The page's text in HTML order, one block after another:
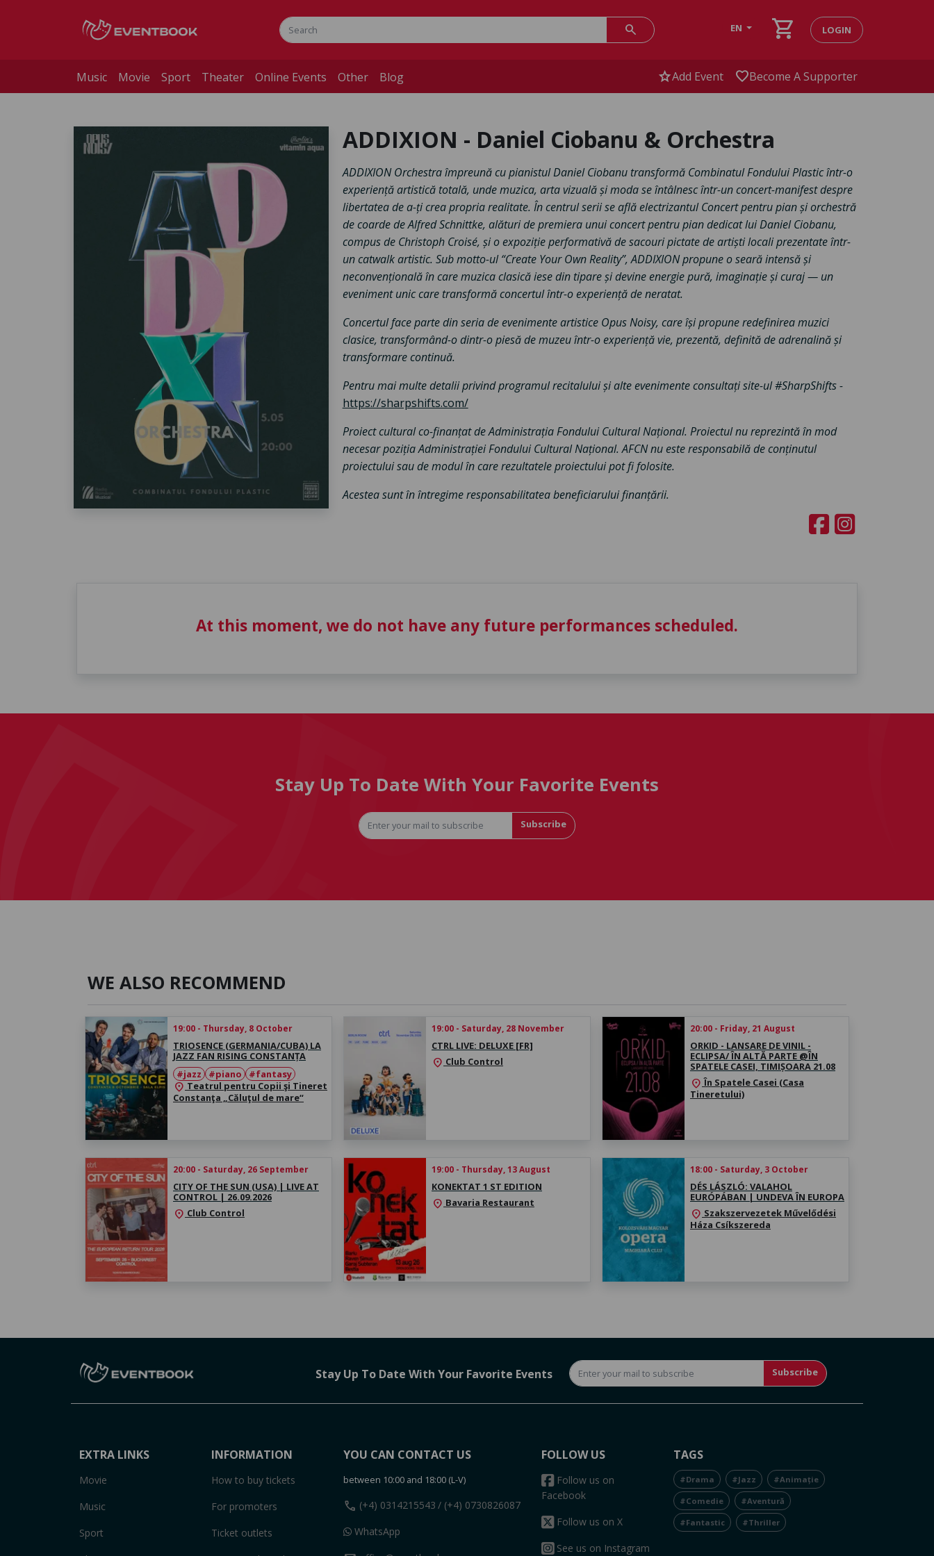
search EN shopping_cart LOGIN
Music Movie Sport Theater Online Events Other Blog starAdd Event favoriteBecome A Supporter
ADDIXION - Daniel Ciobanu & Orchestra
ADDIXION Orchestra împreună cu pianistul Daniel Ciobanu transformă Combinatul Fondului Plastic într-o
experiență artistică totală, unde muzica, arta vizuală și moda se întâlnesc într-un concert-manifest despre
libertatea de a-ți crea propria realitate. În centrul serii se află electrizantul Concert pentru pian și orchestră
de coarde de Alfred Schnittke, alături de premiera unui concert pentru pian dedicat lui Daniel Ciobanu,
compus de Christoph Croisé, și o expoziție performativă de sacouri pictate de artiști locali prezentate într-
un catwalk artistic. Sub motto-ul “Create Your Own Reality”, ADDIXION propune o seară intensă și
neconvențională în care muzica clasică iese din tipare și devine energie pură, imaginație și curaj — un
eveniment unic care transformă concertul într-o experiență de neratat.
Concertul face parte din seria de evenimente artistice Opus Noisy, care își propune redefinirea muzici
clasice, transformând-o dintr-o piesă de muzeu într-o experiență vie, prezentă, definită de adrenalină și
transformare continuă.
Pentru mai multe detalii privind programul recitalului și alte evenimente consultați site-ul #SharpShifts -
https://sharpshifts.com/
Proiect cultural co-finanțat de Administrația Fondului Cultural Național. Proiectul nu reprezintă în mod
necesar poziția Administrației Fondului Cultural Național. AFCN nu este responsabilă de conținutul
proiectului sau de modul în care rezultatele proiectului pot fi folosite.
Acestea sunt în întregime responsabilitatea beneficiarului finanțării.
At this moment, we do not have any future performances scheduled.
Stay Up To Date With Your Favorite Events
Subscribe
WE ALSO RECOMMEND
19:00 - Thursday, 8 October
TRIOSENCE (GERMANIA/CUBA) LA
JAZZ FAN RISING CONSTANȚA
#jazz
#piano #fantasy
location_on Teatrul pentru Copii şi Tineret
Constanţa „Căluţul de mare“
19:00 - Saturday, 28 November
CTRL LIVE: DELUXE [FR]
location_on Club Control
20:00 - Friday, 21 August
ORKID - LANSARE DE VINIL -
ECLIPSA/ ÎN ALTĂ PARTE @ÎN
SPATELE CASEI, TIMIȘOARA 21.08
location_on În Spatele Casei (Casa
Tineretului)
20:00 - Saturday, 26 September
CITY OF THE SUN (USA) | LIVE AT
CONTROL | 26.09.2026
location_on Club Control
19:00 - Thursday, 13 August
KONEKTAT 1 ST EDITION
location_on Bavaria Restaurant
18:00 - Saturday, 3 October
DÉS LÁSZLÓ: VALAHOL
EURÓPÁBAN | UNDEVA ÎN EUROPA
location_on Szakszervezetek Művelődési
Háza Csíkszereda
Stay Up To Date With Your Favorite Events Subscribe
EXTRA LINKS
Movie
Music
Sport
INFORMATION
How to buy tickets
For promoters
Ticket outlets
YOU CAN CONTACT US
between 10:00 and 18:00 (L-V)
call (+4) 0314215543 / (+4) 0730826087
WhatsApp
FOLLOW US
Follow us on
Facebook
Follow us on X
See us on Instagram
TAGS
#Drama #Jazz #Animație
#Comedie #Aventură
#Fantastic #Thriller